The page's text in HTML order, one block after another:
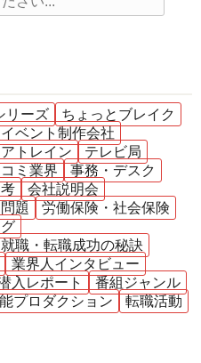
リーズ
ちょっとブレイク
イベント制作会社
トレイン
テレビ局
ミ業界
事務・デスク
会社説明会
題
労働保険・社会保険
就職・転職成功の秘訣
業界人インタビュー
入レポート
番組ジャンル
プロダクション
転職活動